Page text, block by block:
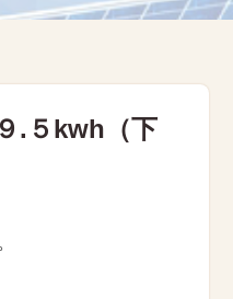
.５kwh（下